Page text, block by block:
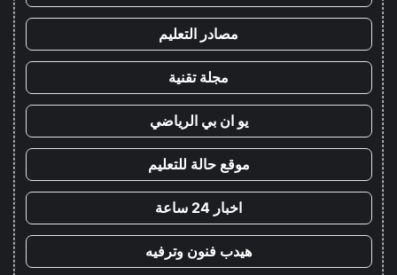
مصادر التعليم
مجلة تقنية
يو ان بي الرياضي
موقع حالة للتعليم
اخبار 24 ساعة
هيدب فنون وترفيه